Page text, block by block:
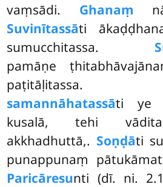
vaṃsādi. Ghanaṃ
Suvinītassāti
sumucchitassa.
pamāṇe
samannāhatassāti ye
kusalā, tehi
akkhadhuttā,. Soṇḍāti
punappunaṃ
Paricāresunti (dī. ni.